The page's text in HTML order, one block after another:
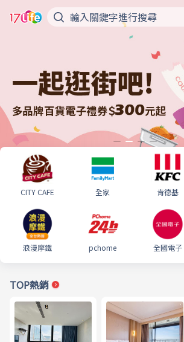
CITY CAFE 全家 肯德基
浪漫摩鐵 pchome 全國電子
TOP熱銷